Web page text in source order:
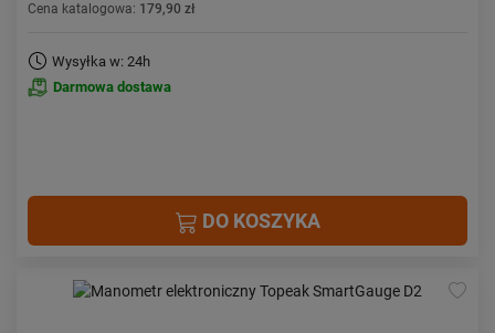
Cena katalogowa: 179,90 zł
Wysyłka w: 24h
Darmowa dostawa
DO KOSZYKA